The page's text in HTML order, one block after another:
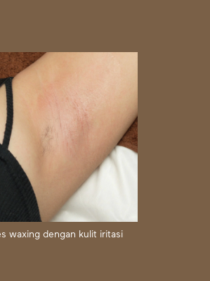
waxing dengan kulit iritasi